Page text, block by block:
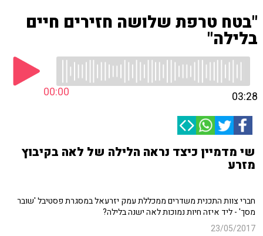
"בטח טרפת שלושה חזירים חיים
בלילה"
00:00 03:28
שי מדמיין כיצד נראה הלילה של לאה בקיבוץ
מזרע
חברי צוות התכנית משדרים ממכללת עמק יזרעאל במסגרת פסטיבל 'שובר
מסך' - ליד איזה חיות נמוכות לאה ישנה בלילה?
23/05/2017